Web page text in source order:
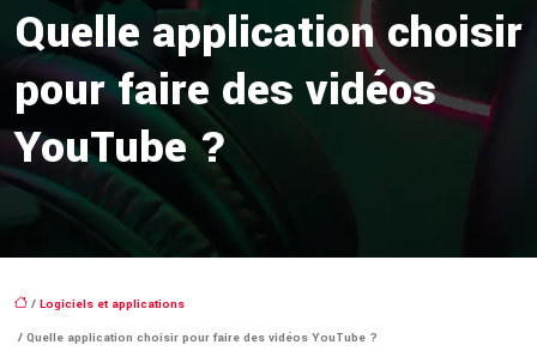
Quelle application choisir
pour faire des vidéos
YouTube ?
/ Logiciels et applications
/ Quelle application choisir pour faire des vidéos YouTube ?